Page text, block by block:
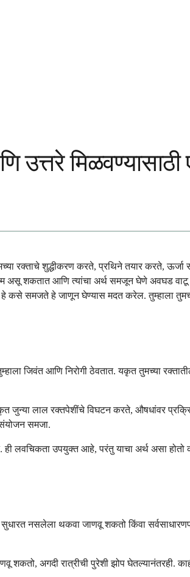
मिळवण्यासाठी
शुद्धीकरण करते, प्रथिने तयार करते, ऊर्जा
असू शकतात आणि त्यांचा अर्थ समजून घेणे अवघड वाटू
कसे समजते हे जाणून घेण्यास मदत करेल. तुम्हाला
जिवंत आणि निरोगी ठेवतात. यकृत तुमच्या
लाल रक्तपेशींचे विघटन करते, औषधांवर
संयोजन समजा.
उपयुक्त आहे, परंतु याचा अर्थ असा होतो की
नसलेला थकवा जाणवू शकतो किंवा
अगदी रात्रीची पुरेशी झोप घेतल्यानंतरही.